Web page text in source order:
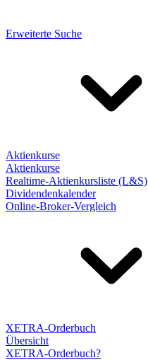
Erweiterte Suche
Aktienkurse
Aktienkurse
Realtime-Aktienkursliste (L&S)
Dividendenkalender
Online-Broker-Vergleich
XETRA-Orderbuch
Übersicht
XETRA-Orderbuch?